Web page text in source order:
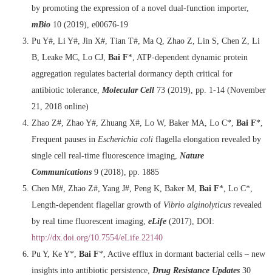
by promoting the expression of a novel dual-function importer,
mBio 10 (2019), e00676-19
Pu Y#, Li Y#, Jin X#, Tian T#, Ma Q, Zhao Z, Lin S, Chen Z, Li
B, Leake MC, Lo CJ, Bai F*, ATP-dependent dynamic protein
aggregation regulates bacterial dormancy depth critical for
antibiotic tolerance, Molecular Cell 73 (2019), pp. 1-14 (November
21, 2018 online)
Zhao Z#, Zhao Y#, Zhuang X#, Lo W, Baker MA, Lo C*, Bai F*,
Frequent pauses in Escherichia coli flagella elongation revealed by
single cell real-time fluorescence imaging, Nature
Communications 9 (2018), pp. 1885
Chen M#, Zhao Z#, Yang J#, Peng K, Baker M, Bai F*, Lo C*,
Length-dependent flagellar growth of Vibrio alginolyticus revealed
by real time fluorescent imaging, eLife (2017), DOI:
http://dx.doi.org/10.7554/eLife.22140
Pu Y, Ke Y*, Bai F*, Active efflux in dormant bacterial cells – new
insights into antibiotic persistence, Drug Resistance Updates 30